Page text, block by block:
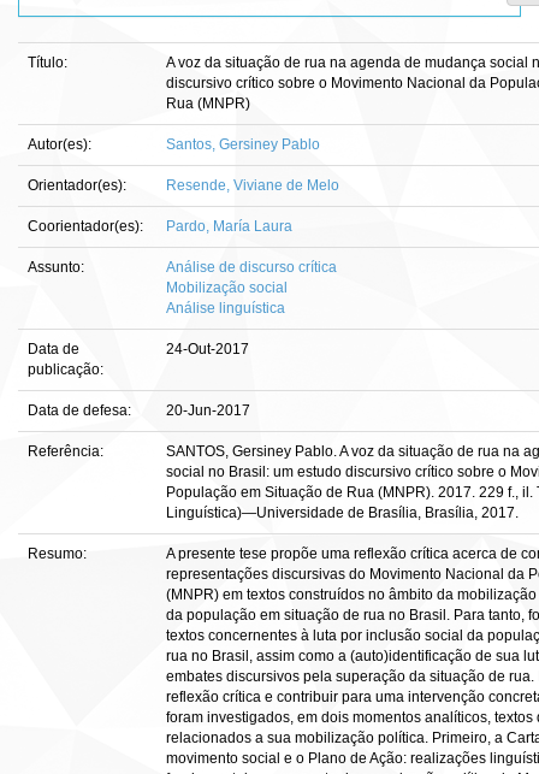
Título:
A voz da situação de rua na agenda de mudança social
discursivo crítico sobre o Movimento Nacional da
Rua (MNPR)
Autor(es): Santos, Gersiney Pablo
Orientador(es): Resende, Viviane de Melo
Coorientador(es): Pardo, María Laura
Assunto:
Análise de discurso crítica
Mobilização social
Análise linguística
Data de
publicação:
24-Out-2017
Data de defesa: 20-Jun-2017
Referência:
SANTOS, Gersiney Pablo. A voz da situação de rua na
social no Brasil: um estudo discursivo crítico sobre o
População em Situação de Rua (MNPR). 2017. 229 f., il.
Linguística)—Universidade de Brasília, Brasília, 2017.
Resumo:
A presente tese propõe uma reflexão crítica acerca de
representações discursivas do Movimento Nacional da
(MNPR) em textos construídos no âmbito da
da população em situação de rua no Brasil. Para tanto,
textos concernentes à luta por inclusão social da
rua no Brasil, assim como a (auto)identificação de sua
embates discursivos pela superação da situação de rua.
reflexão crítica e contribuir para uma intervenção
foram investigados, em dois momentos analíticos, textos
relacionados a sua mobilização política. Primeiro, a
movimento social e o Plano de Ação: realizações